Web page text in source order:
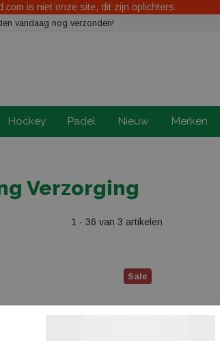
is niet onze site, dit zijn oplichters.
vandaag nog verzonden!
Hockey Padel Nieuw Merken
Verzorging
1 - 36 van 3 artikelen
Sale